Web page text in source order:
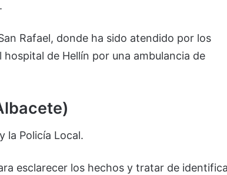
Rafael, donde ha sido atendido por los
de Hellín por una ambulancia de
la Policía Local.
esclarecer los hechos y tratar de